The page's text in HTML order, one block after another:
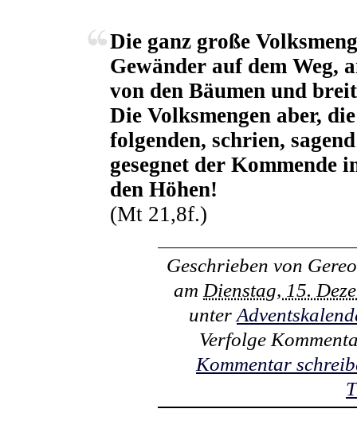
Die ganz große
Gewänder auf dem Weg,
von den Bäumen und
Die Volksmengen aber,
folgenden, schrien,
gesegnet der Kommende
den Höhen!
(Mt 21,8f.)
Geschrieben von
am Dienstag, 15.
unter
Verfolge
Kommentar